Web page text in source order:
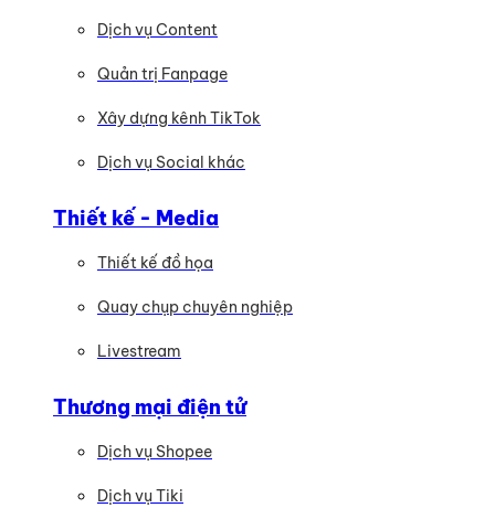
Dịch vụ Content
Quản trị Fanpage
Xây dựng kênh TikTok
Dịch vụ Social khác
Thiết kế - Media
Thiết kế đồ họa
Quay chụp chuyên nghiệp
Livestream
Thương mại điện tử
Dịch vụ Shopee
Dịch vụ Tiki